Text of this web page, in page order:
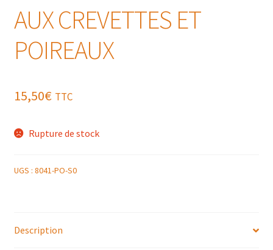
AUX CREVETTES ET
POIREAUX
15,50€ TTC
Rupture de stock
UGS : 8041-PO-S0
Description